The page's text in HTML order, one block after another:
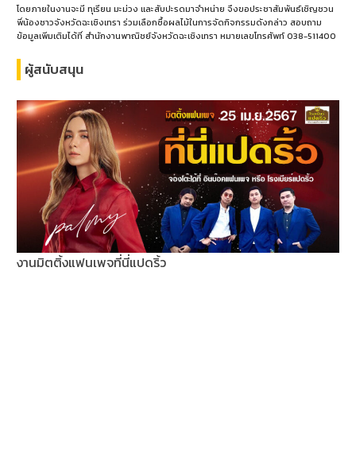
โดยภายในงานจะมี ทุเรียน มะม่วง และสับปะรดมาจำหน่าย จึงขอประชาสัมพันธ์เชิญชวน
พี่น้องชาวจังหวัดฉะเชิงเทรา ร่วมเลือกซื้อผลไม้ในการจัดกิจกรรมดังกล่าว สอบถาม
ข้อมูลเพิ่มเติมได้ที่ สำนักงานพาณิชย์จังหวัดฉะเชิงเทรา หมายเลขโทรศัพท์ 038-511400
ผู้สนับสนุน
งานมิตติ้งแฟนเพจที่นี่แปดริ้ว